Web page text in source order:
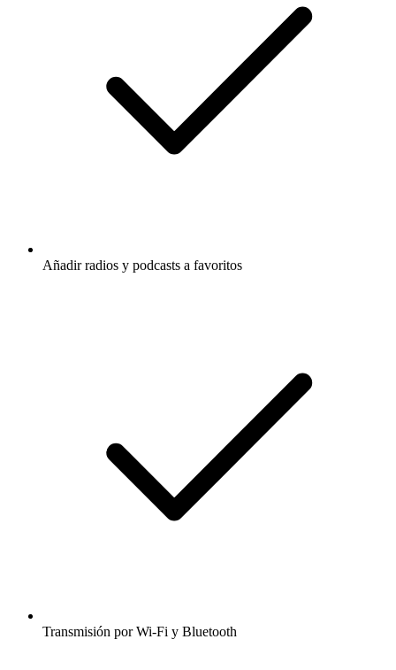
Añadir radios y podcasts a favoritos
Transmisión por Wi-Fi y Bluetooth